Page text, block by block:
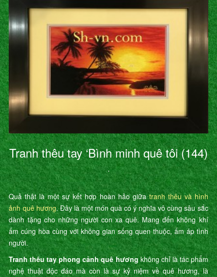
Tranh thêu tay ‘Bình minh quê tôi (144)
’
Quả thật là một sự kết hợp hoàn hảo giữatranh thêu và hình
ảnh quê hương. Đây là một món quà có ý nghĩa vô cùng sâu sắc
dành tặng cho những người con xa quê. Mang đến không khí
ấm cúng hòa cùng với không gian sống quen thuộc, ấm áp tình
người.
Tranh thêu tay phong cảnh quê hươngkhông chỉ là tác phẩm
nghệ thuật độc đáo mà còn là sự kỷ niệm về quê hương, là